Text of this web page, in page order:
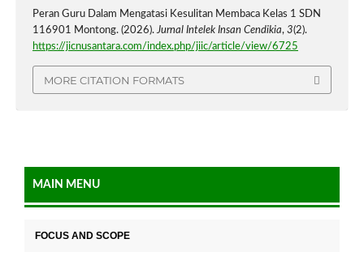
Peran Guru Dalam Mengatasi Kesulitan Membaca Kelas 1 SDN
116901 Montong. (2026).Jurnal Intelek Insan Cendikia, 3(2).
https://jicnusantara.com/index.php/jiic/article/view/6725
MORE CITATION FORMATS
MAIN MENU
FOCUS AND SCOPE